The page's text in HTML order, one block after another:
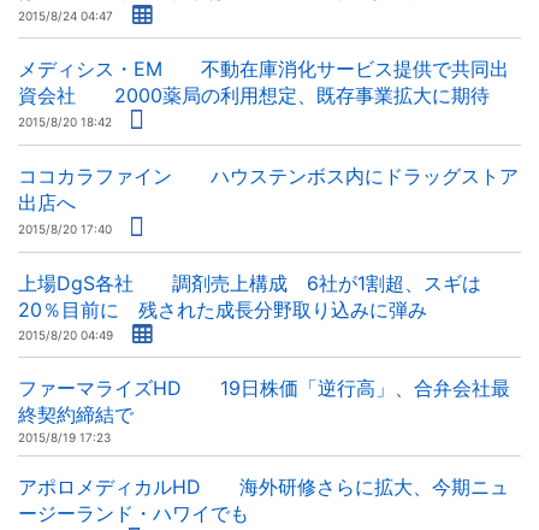
2015/8/24 04:47
メディシス・EM 不動在庫消化サービス提供で共同出
資会社 2000薬局の利用想定、既存事業拡大に期待
2015/8/20 18:42
ココカラファイン ハウステンボス内にドラッグストア
出店へ
2015/8/20 17:40
上場DgS各社 調剤売上構成 6社が1割超、スギは
20％目前に 残された成長分野取り込みに弾み
2015/8/20 04:49
ファーマライズHD 19日株価「逆行高」、合弁会社最
終契約締結で
2015/8/19 17:23
アポロメディカルHD 海外研修さらに拡大、今期ニュ
ージーランド・ハワイでも